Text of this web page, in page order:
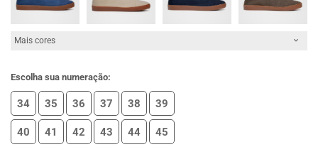
Mais cores
Escolha sua numeração:
34 35 36 37 38 39
40 41 42 43 44 45